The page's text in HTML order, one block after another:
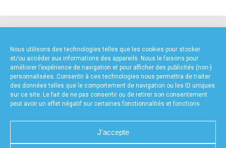
Nous utilisons des technologies telles que les cookies pour stocker
et/ou accéder aux informations des appareils. Nous le faisons pour
améliorer l’expérience de navigation et pour afficher des publicités (non-)
personnalisées. Consentir à ces technologies nous permettra de traiter
des données telles que le comportement de navigation ou les ID uniques
sur ce site. Le fait de ne pas consentir ou de retirer son consentement
peut avoir un effet négatif sur certaines fonctionnalités et fonctions.
J'accepte